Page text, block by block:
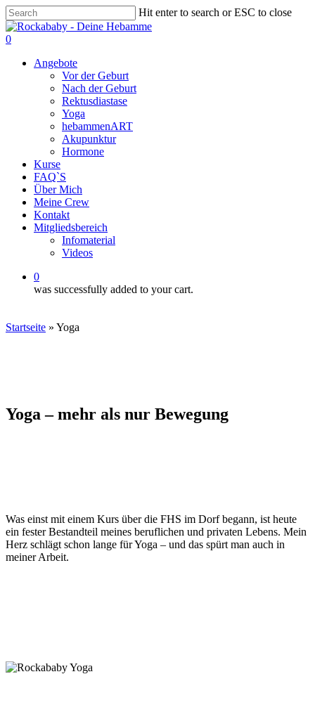
Skip
to
main
Hit enter to search or ESC to close
Close
Search
0
Angebote
Vor der Geburt
Nach der Geburt
Rektusdiastase
Yoga
hebammenART
Akupunktur
Hormone
Kurse
FAQ`S
Über Mich
Meine Crew
Kontakt
Mitgliedsbereich
Infomaterial
Videos
0
was successfully added to your cart.
Startseite » Yoga
Yoga – mehr als nur Bewegung
Was einst mit einem Kurs über die FHS im Dorf begann, ist heute
ein fester Bestandteil meines beruflichen und privaten Lebens. Mein
Herz schlägt schon lange für Yoga – und das spürt man auch in
meiner Arbeit.